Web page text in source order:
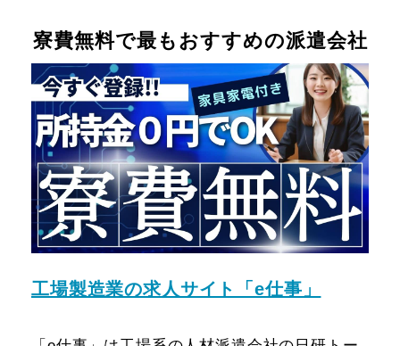
寮費無料で最もおすすめの派遣会社
工場製造業の求人サイト「e仕事」